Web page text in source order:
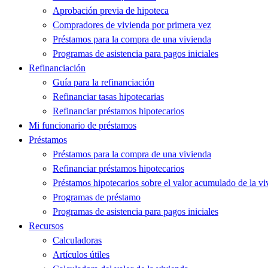
Aprobación previa de hipoteca
Compradores de vivienda por primera vez
Préstamos para la compra de una vivienda
Programas de asistencia para pagos iniciales
Refinanciación
Guía para la refinanciación
Refinanciar tasas hipotecarias
Refinanciar préstamos hipotecarios
Mi funcionario de préstamos
Préstamos
Préstamos para la compra de una vivienda
Refinanciar préstamos hipotecarios
Préstamos hipotecarios sobre el valor acumulado de la
Programas de préstamo
Programas de asistencia para pagos iniciales
Recursos
Calculadoras
Artículos útiles